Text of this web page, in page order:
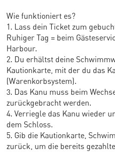
Wie funktioniert es?
1. Lass dein Ticket zum
Ruhiger Tag = beim
Harbour.
2. Du erhältst deine
Kautionkarte, mit der du das
(Warenkorbsystem).
3. Das Kanu muss beim
zurückgebracht werden.
4. Verriegle das Kanu wieder
dem Schloss.
5. Gib die Kautionkarte,
zurück, um die bereits